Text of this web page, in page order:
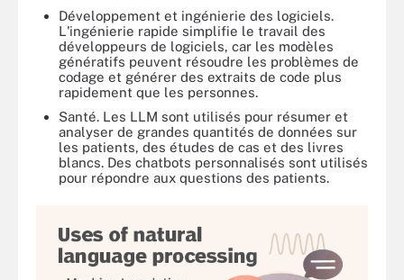
Développement et ingénierie des logiciels.
L'ingénierie rapide simplifie le travail des
développeurs de logiciels, car les modèles
génératifs peuvent résoudre les problèmes de
codage et générer des extraits de code plus
rapidement que les personnes.
Santé. Les LLM sont utilisés pour résumer et
analyser de grandes quantités de données sur
les patients, des études de cas et des livres
blancs. Des chatbots personnalisés sont utilisés
pour répondre aux questions des patients.